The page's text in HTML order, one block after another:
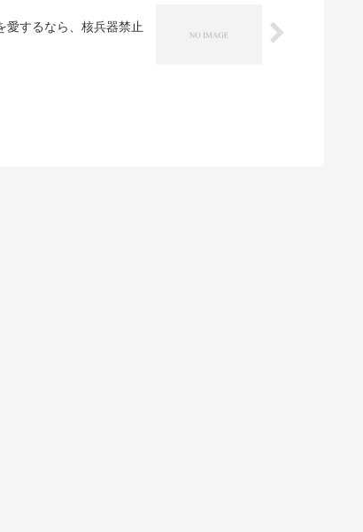
するなら、核兵器禁止